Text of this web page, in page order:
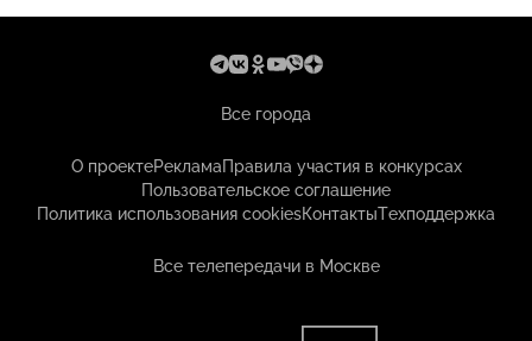
Все города
О проектеРекламаПравила участия в конкурсах
Пользовательское соглашение
Политика использования cookiesКонтактыТехподдержка
Все телепередачи в Москве